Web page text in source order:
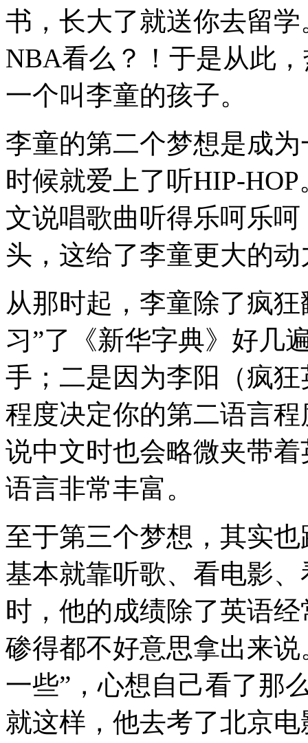
书，长大了就送你去留
NBA看么？！于是从此
一个叫李童的孩子。
李童的第二个梦想是成
时候就爱上了听HIP-
文说唱歌曲听得乐呵乐
头，这给了李童更大的动
从那时起，李童除了疯
习”了《新华字典》好几
手；二是因为李阳（疯
程度决定你的第二语言
说中文时也会略微夹带
语言非常丰富。
至于第三个梦想，其实
基本就靠听歌、看电影
时，他的成绩除了英语
碜得都不好意思拿出来
一些”，心想自己看了那
就这样，他去考了北京